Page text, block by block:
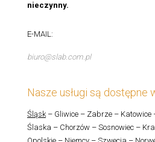
nieczynny.
E-MAIL:
biuro@slab.com.pl
Nasze usługi są dostępne
Śląsk– Gliwice – Zabrze – Katowice
Ślaska – Chorzów – Sosnowiec –